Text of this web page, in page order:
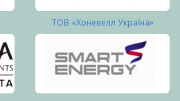
ТОВ «Хоневелл Україна»